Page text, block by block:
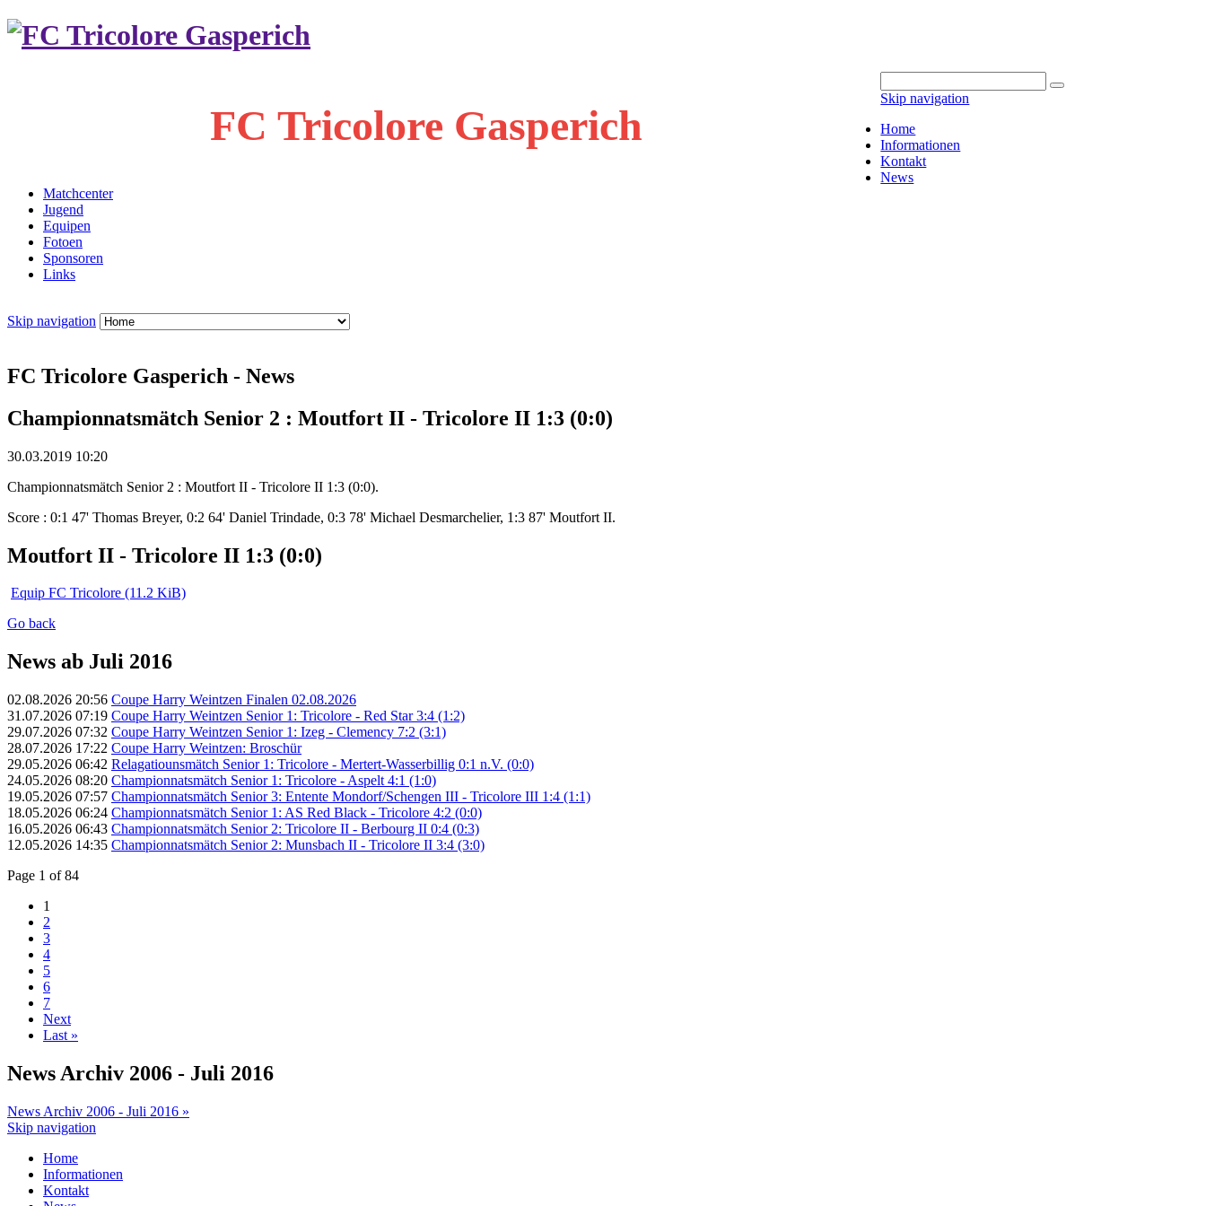
FC Tricolore Gasperich
Skip navigation
Home
Informationen
Kontakt
News
Matchcenter
Jugend
Equipen
Fotoen
Sponsoren
Links
Skip navigation
FC Tricolore Gasperich - News
Championnatsmätch Senior 2 : Moutfort II - Tricolore II 1:3 (0:0)
30.03.2019 10:20
Championnatsmätch Senior 2 : Moutfort II - Tricolore II 1:3 (0:0).
Score : 0:1 47' Thomas Breyer, 0:2 64' Daniel Trindade, 0:3 78' Michael Desmarchelier, 1:3 87' Moutfort II.
Moutfort II - Tricolore II 1:3 (0:0)
Equip FC Tricolore (11.2 KiB)
Go back
News ab Juli 2016
02.08.2026 20:56 Coupe Harry Weintzen Finalen 02.08.2026
31.07.2026 07:19 Coupe Harry Weintzen Senior 1: Tricolore - Red Star 3:4 (1:2)
29.07.2026 07:32 Coupe Harry Weintzen Senior 1: Izeg - Clemency 7:2 (3:1)
28.07.2026 17:22 Coupe Harry Weintzen: Broschür
29.05.2026 06:42 Relagatiounsmätch Senior 1: Tricolore - Mertert-Wasserbillig 0:1 n.V. (0:0)
24.05.2026 08:20 Championnatsmätch Senior 1: Tricolore - Aspelt 4:1 (1:0)
19.05.2026 07:57 Championnatsmätch Senior 3: Entente Mondorf/Schengen III - Tricolore III 1:4 (1:1)
18.05.2026 06:24 Championnatsmätch Senior 1: AS Red Black - Tricolore 4:2 (0:0)
16.05.2026 06:43 Championnatsmätch Senior 2: Tricolore II - Berbourg II 0:4 (0:3)
12.05.2026 14:35 Championnatsmätch Senior 2: Munsbach II - Tricolore II 3:4 (3:0)
Page 1 of 84
1
2
3
4
5
6
7
Next
Last »
News Archiv 2006 - Juli 2016
News Archiv 2006 - Juli 2016 »
Skip navigation
Home
Informationen
Kontakt